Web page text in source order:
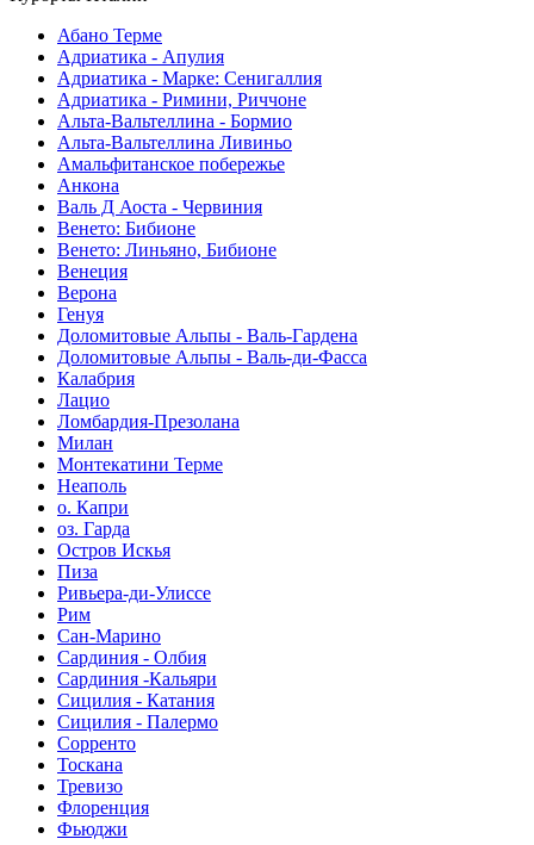
Абано Терме
Адриатика - Апулия
Адриатика - Марке: Сенигаллия
Адриатика - Римини, Риччоне
Альта-Вальтеллина - Бормио
Альта-Вальтеллина Ливиньо
Амальфитанское побережье
Анкона
Валь Д Аоста - Червиния
Венето: Бибионе
Венето: Линьяно, Бибионе
Венеция
Верона
Генуя
Доломитовые Альпы - Валь-Гардена
Доломитовые Альпы - Валь-ди-Фасса
Калабрия
Лацио
Ломбардия-Презолана
Милан
Монтекатини Терме
Неаполь
о. Капри
оз. Гарда
Остров Искья
Пиза
Ривьера-ди-Улиссе
Рим
Сан-Марино
Сардиния - Олбия
Сардиния -Кальяри
Сицилия - Катания
Сицилия - Палермо
Сорренто
Тоскана
Тревизо
Флоренция
Фьюджи